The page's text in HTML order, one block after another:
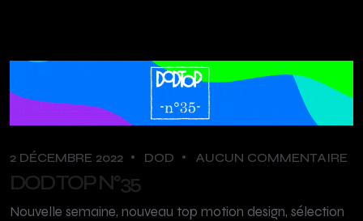
2 DÉCEMBRE 2022 DOD AUCUN COMMENTAIRE
DOD TOP N°35
Nouvelle semaine, nouveau top motion design, sélection